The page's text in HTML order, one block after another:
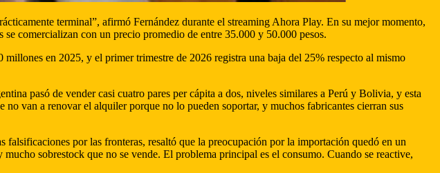
terminal”, afirmó Fernández durante el streaming Ahora Play. En su mejor momento,
comercializan con un precio promedio de entre 35.000 y 50.000 pesos.
en 2025, y el primer trimestre de 2026 registra una baja del 25% respecto al mismo
pasó de vender casi cuatro pares per cápita a dos, niveles similares a Perú y Bolivia, y esta
van a renovar el alquiler porque no lo pueden soportar, y muchos fabricantes cierran sus
por las fronteras, resaltó que la preocupación por la importación quedó en un
sobrestock que no se vende. El problema principal es el consumo. Cuando se reactive,